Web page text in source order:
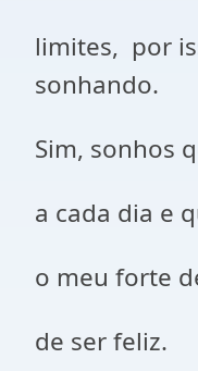
limites, por
sonhando.
Sim, sonhos
a cada dia e
o meu forte
de ser feliz.